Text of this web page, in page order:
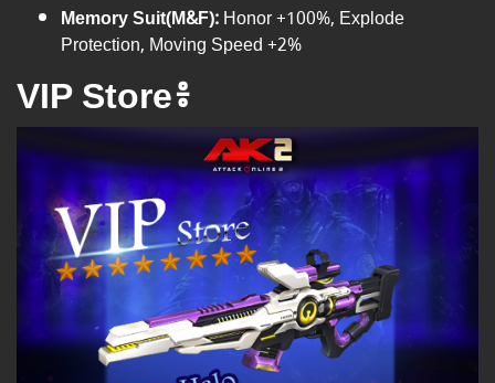
Memory Suit(M&F):Honor +100%, Explode
Protection, Moving Speed +2%
VIP Store៖